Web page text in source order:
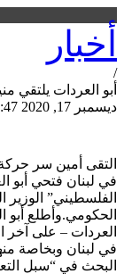
أخبار
/
أبو العردات يلتقي
ديسمبر 17, 2020 6:47 م
التقى أمين سر
في لبنان فتحي أبو
الفلسطيني”
الحكومي.وأطلع
العردات – على آخر
في لبنان وبخاصة
البحث في “سبل